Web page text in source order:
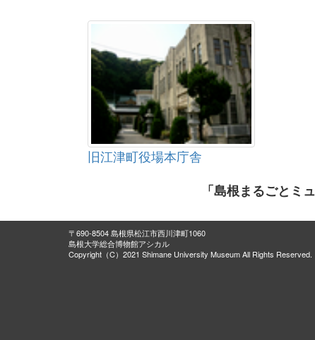
旧江津町役場本庁舎
「島根まるごとミ
〒690-8504 島根県松江市西川津町1060
島根大学総合博物館アシカル
Copyright（C）2021 Shimane University Museum All Rights Reserved.